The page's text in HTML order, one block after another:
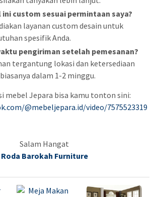
custom sesuai permintaan saya?
layanan custom desain untuk
spesifik Anda.
pengiriman setelah pemesanan?
tergantung lokasi dan ketersediaan
dalam 1-2 minggu.
mebel Jepara bisa kamu tonton sini:
@mebeljepara.id/video/7575523319
Salam Hangat
Roda Barokah Furniture